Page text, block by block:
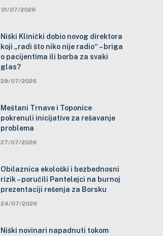
31/07/2026
Niški Klinički dobio novog direktora
koji „radi što niko nije radio“ – briga
o pacijentima ili borba za svaki
glas?
29/07/2026
Meštani Trnave i Toponice
pokrenuli inicijative za rešavanje
problema
27/07/2026
Obilaznica ekološki i bezbednosni
rizik – poručili Pantelejci na burnoj
prezentaciji rešenja za Borsku
24/07/2026
Niški novinari napadnuti tokom